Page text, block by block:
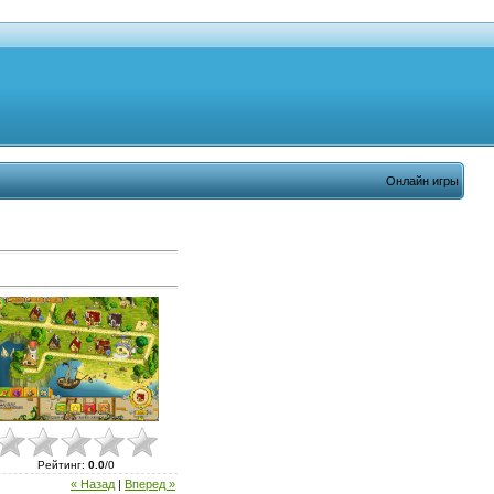
Онлайн игры
Рейтинг: 0.0/0
« Назад Вперед »